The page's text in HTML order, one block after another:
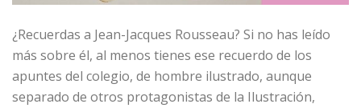
¿Recuerdas a Jean-Jacques Rousseau? Si no has leído
más sobre él, al menos tienes ese recuerdo de los
apuntes del colegio, de hombre ilustrado, aunque
separado de otros protagonistas de la Ilustración,